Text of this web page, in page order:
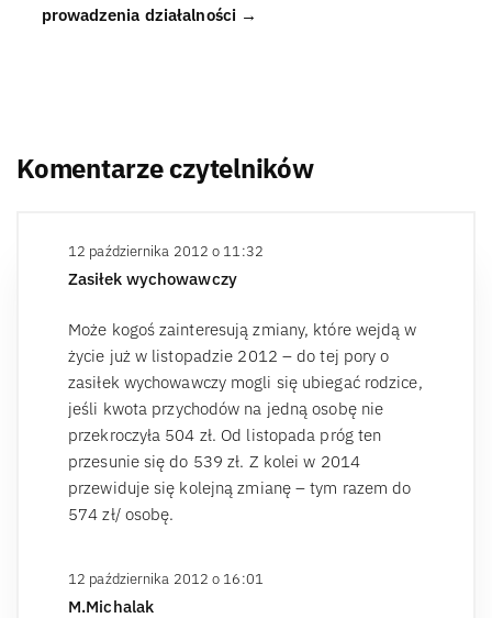
prowadzenia działalności →
Komentarze czytelników
12 października 2012 o 11:32
Zasiłek wychowawczy
Może kogoś zainteresują zmiany, które wejdą w
życie już w listopadzie 2012 – do tej pory o
zasiłek wychowawczy mogli się ubiegać rodzice,
jeśli kwota przychodów na jedną osobę nie
przekroczyła 504 zł. Od listopada próg ten
przesunie się do 539 zł. Z kolei w 2014
przewiduje się kolejną zmianę – tym razem do
574 zł/ osobę.
12 października 2012 o 16:01
M.Michalak